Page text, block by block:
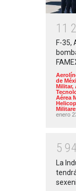
1 1 2
F-35,
de
Militar,
Aérea
enero
5 94
La